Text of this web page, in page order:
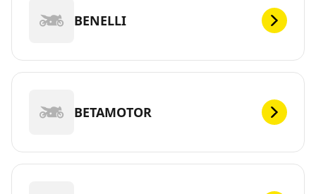
BENELLI
BETAMOTOR